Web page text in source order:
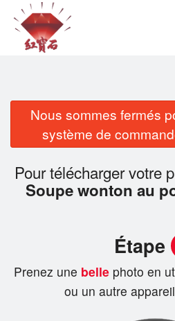
Commander en ligne
Français
Panier (0)
Nous sommes fermés
système de
Pour télécharger votre
Soupe wonton au
Étape
Prenez une belle photo en
ou un autre